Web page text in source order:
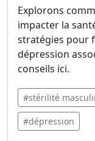
Explorons
impacter la
stratégies pour
dépression
conseils ici.
#stérilité
#dépression